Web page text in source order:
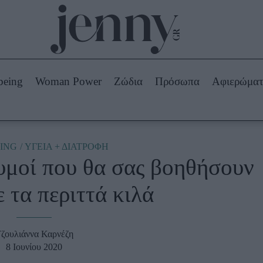
Beauty -
Ομορφιά
Skincare
Μακιγιάζ
Ζώδια
Woman Power Ζώδια Πρόσωπα
ΥΓΕΙΑ + ΔΙΑΤΡΟΦΗ
που θα σας βοηθήσουν
τα περιττά κιλά
Καρνέζη
8 Ιουνίου 2020